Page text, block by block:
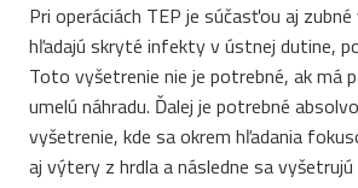
Pri operáciách TEP je súčasťou aj
hľadajú skryté infekty v ústnej dutine,
Toto vyšetrenie nie je potrebné, ak má
umelú náhradu. Ďalej je potrebné
vyšetrenie, kde sa okrem hľadania
aj výtery z hrdla a následne sa